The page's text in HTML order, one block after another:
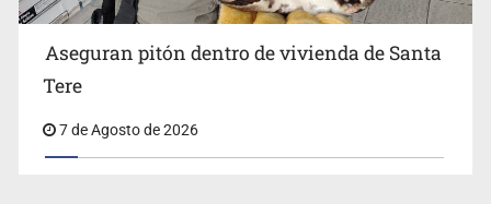
Aseguran pitón dentro de vivienda de Santa
Tere
7 de Agosto de 2026